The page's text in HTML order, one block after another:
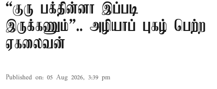
“குரு பக்தின்னா இப்படி
இருக்கணும்”.. அழியாப் புகழ் பெற்ற
ஏகலைவன்
Published on: 05 Aug 2026, 3:39 pm